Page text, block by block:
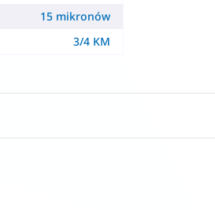
15 mikronów
3/4 KM